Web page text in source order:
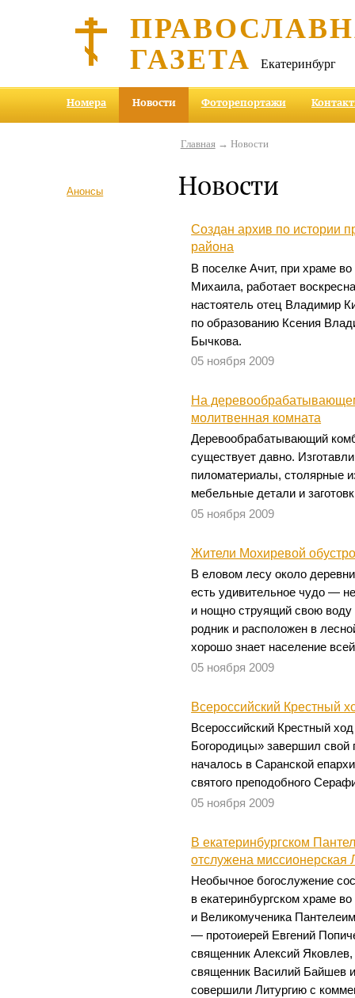
ГАЗЕТА Екатеринбург
Номера Новости Фоторепортажи
Анонсы
Главная→ Новости
Новости
Создан архив по истории
района
В поселке Ачит, при храме
Михаила, работает
настоятель отец Владимир
по образованию Ксения
Бычкова.
05 ноября 2009
На
молитвенная комната
Деревообрабатывающий
существует давно.
пиломатериалы, столярные
мебельные детали и
05 ноября 2009
Жители Мохиревой
В еловом лесу около
есть удивительное чудо —
и нощно струящий свою
родник и расположен в
хорошо знает население всей
05 ноября 2009
Всероссийский Крестный
Всероссийский Крестный
Богородицы» завершил
началось в Саранской
святого преподобного
05 ноября 2009
В екатеринбургском
отслужена миссионерская
Необычное богослужение
в екатеринбургском храме
и Великомученика
— протоиерей Евгений
священник Алексий
священник Василий Байшев
совершили Литургию с